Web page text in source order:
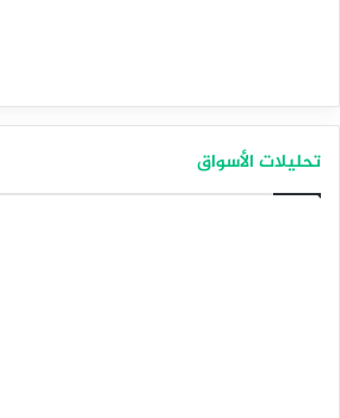
تحليلات الأسواق